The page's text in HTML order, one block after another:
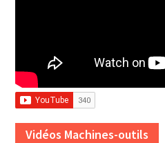
Vidéos Machines-outils